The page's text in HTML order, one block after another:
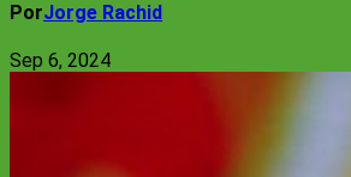
PorJorge Rachid
Sep 6, 2024